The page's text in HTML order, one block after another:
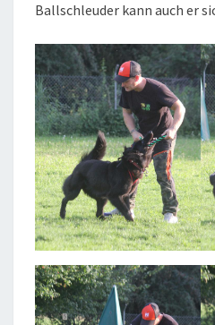
Ballschleuder kann auch er